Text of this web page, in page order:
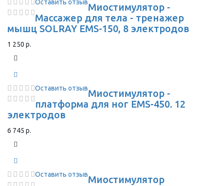
Оставить отзывМиостимулятор -
Массажер для тела - тренажер
мышц SOLRAY EMS-150, 8 электродов
1 250 р.
Оставить отзывМиостимулятор -
платформа для ног EMS-450. 12
электродов
6 745 р.
Оставить отзывМиостимулятор